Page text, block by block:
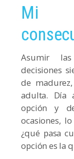
Mi
Asumir las
decisiones
de
adulta. Día
opción y
ocasiones,
¿qué pasa
opción es la